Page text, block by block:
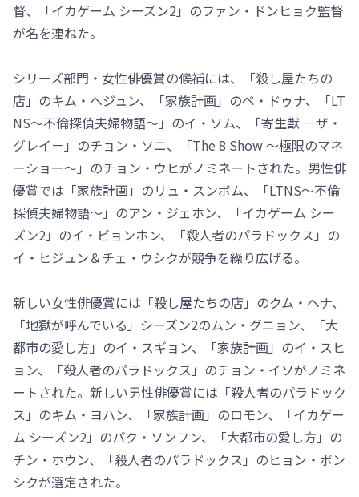
督、「イカゲーム シーズン2」のファン・ドンヒョク監督
が名を連ねた。
シリーズ部門・女性俳優賞の候補には、「殺し屋たちの
店」のキム・ヘジュン、「家族計画」のペ・ドゥナ、「LT
NS～不倫探偵夫婦物語～」のイ・ソム、「寄生獣 －ザ・
グレイ－」のチョン・ソニ、「The 8 Show ～極限のマネ
ーショー～」のチョン・ウヒがノミネートされた。男性俳
優賞では「家族計画」のリュ・スンボム、「LTNS～不倫
探偵夫婦物語～」のアン・ジェホン、「イカゲーム シー
ズン2」のイ・ビョンホン、「殺人者のパラドックス」の
イ・ヒジュン＆チェ・ウシクが競争を繰り広げる。
新しい女性俳優賞には「殺し屋たちの店」のクム・ヘナ、
「地獄が呼んでいる」シーズン2のムン・グニョン、「大
都市の愛し方」のイ・スギョン、「家族計画」のイ・スヒ
ョン、「殺人者のパラドックス」のチョン・イソがノミネ
ートされた。新しい男性俳優賞には「殺人者のパラドック
ス」のキム・ヨハン、「家族計画」のロモン、「イカゲー
ム シーズン2」のパク・ソンフン、「大都市の愛し方」の
チン・ホウン、「殺人者のパラドックス」のヒョン・ボン
シクが選定された。